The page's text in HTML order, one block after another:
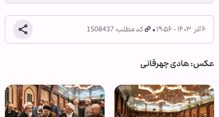
۶ آذر ۱۴۰۳ - ۱۹:۵۶ کد مطلب: 1508437
عکس: هادی چهرقانی